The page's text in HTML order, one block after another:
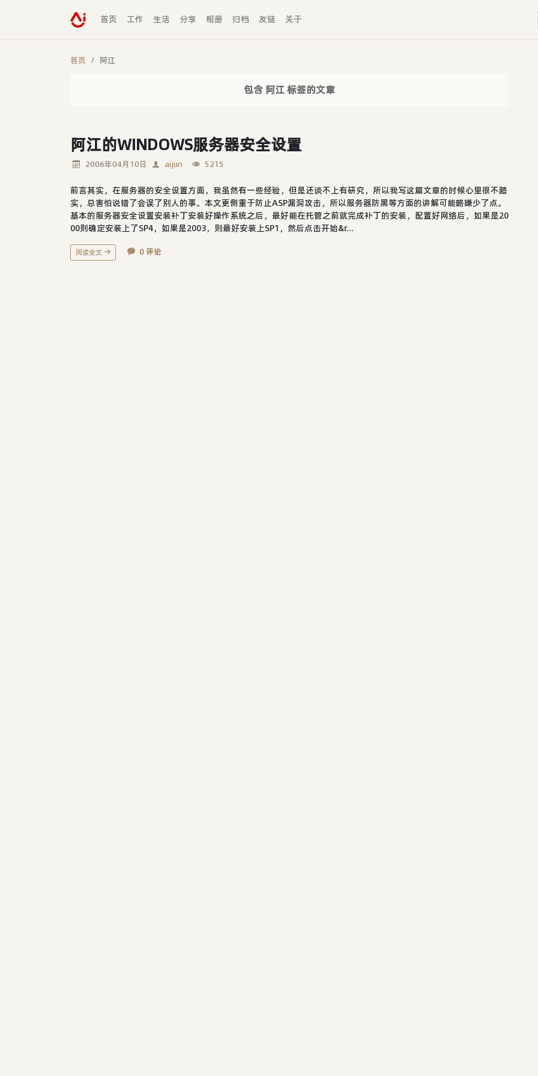
首页 工作 生活 分享 相册 归档 友链 关于
首页 阿江
包含 阿江 标签的文章
阿江的WINDOWS服务器安全设置
2006年04月10日 aijun 5215
前言其实，在服务器的安全设置方面，我虽然有一些经验，但是还谈不上有研究，所以我写这篇文章的时候心里很不踏
实，总害怕说错了会误了别人的事。本文更侧重于防止ASP漏洞攻击，所以服务器防黑等方面的讲解可能略嫌少了点。
基本的服务器安全设置安装补丁安装好操作系统之后，最好能在托管之前就完成补丁的安装，配置好网络后，如果是20
00则确定安装上了SP4，如果是2003，则最好安装上SP1，然后点击开始&r...
阅读全文 0 评论